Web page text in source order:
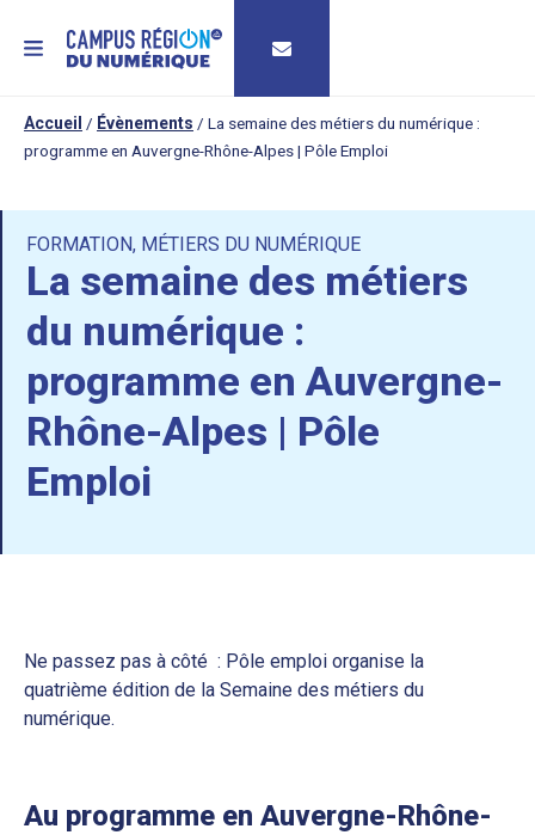
MENU
Accueil / Évènements / La semaine des métiers du numérique :
programme en Auvergne-Rhône-Alpes | Pôle Emploi
FORMATION, MÉTIERS DU NUMÉRIQUE
La semaine des métiers
du numérique :
programme en Auvergne-
Rhône-Alpes | Pôle
Emploi
Ne passez pas à côté : Pôle emploi organise la
quatrième édition de la Semaine des métiers du
numérique.
Au programme en Auvergne-Rhône-